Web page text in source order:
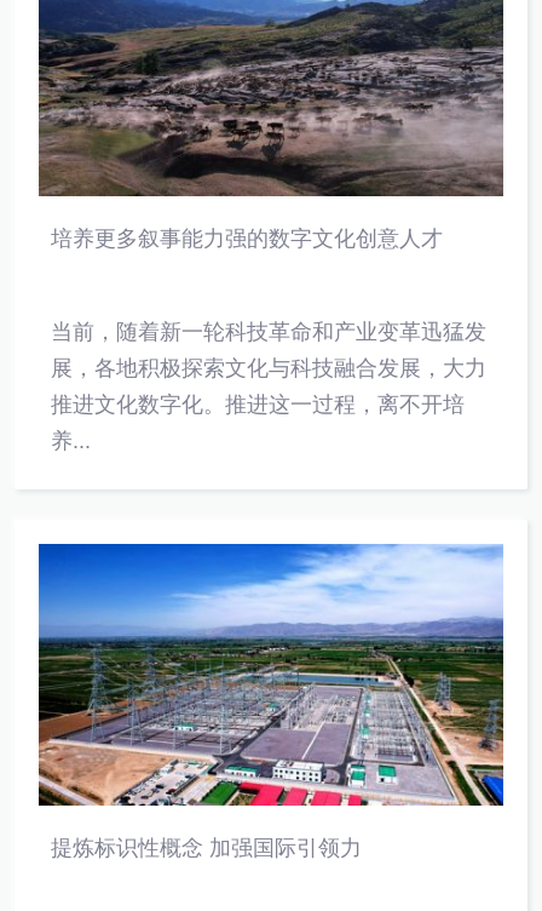
培养更多叙事能力强的数字文化创意人才
当前，随着新一轮科技革命和产业变革迅猛发
展，各地积极探索文化与科技融合发展，大力
推进文化数字化。推进这一过程，离不开培
养...
提炼标识性概念 加强国际引领力